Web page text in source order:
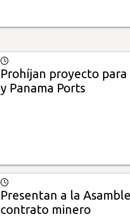
Prohíjan proyecto
y Panama Ports
Presentan a la
contrato minero